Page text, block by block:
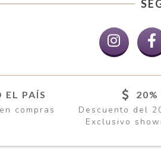
EL PAÍS
compras
20%
Descuento del
Exclusivo